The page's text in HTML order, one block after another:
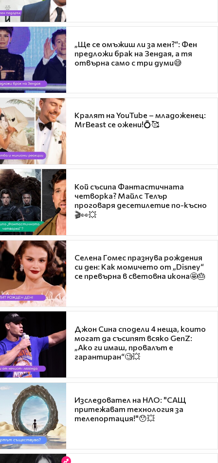
„Ще се омъжиш ли за мен?“: Фен
предложи брак на Зендая, а тя
отвърна само с три думи😅
Кралят на YouTube – младоженец:
MrBeast се ожени!💍🥰
Кой съсипа Фантастичната
четворка? Майлс Телър
проговаря десетилетие по-късно
🎬👀💥
Селена Гомес празнува рождения
си ден: Как момичето от „Disney“
се превърна в световна икона🤩🎂
Джон Сина сподели 4 неща, които
могат да съсипят всяко GenZ:
„Ако ги имаш, провалът е
гарантиран“🧐💥
Изследовател на НЛО: "САЩ
притежават технология за
телепортация!"😯💥